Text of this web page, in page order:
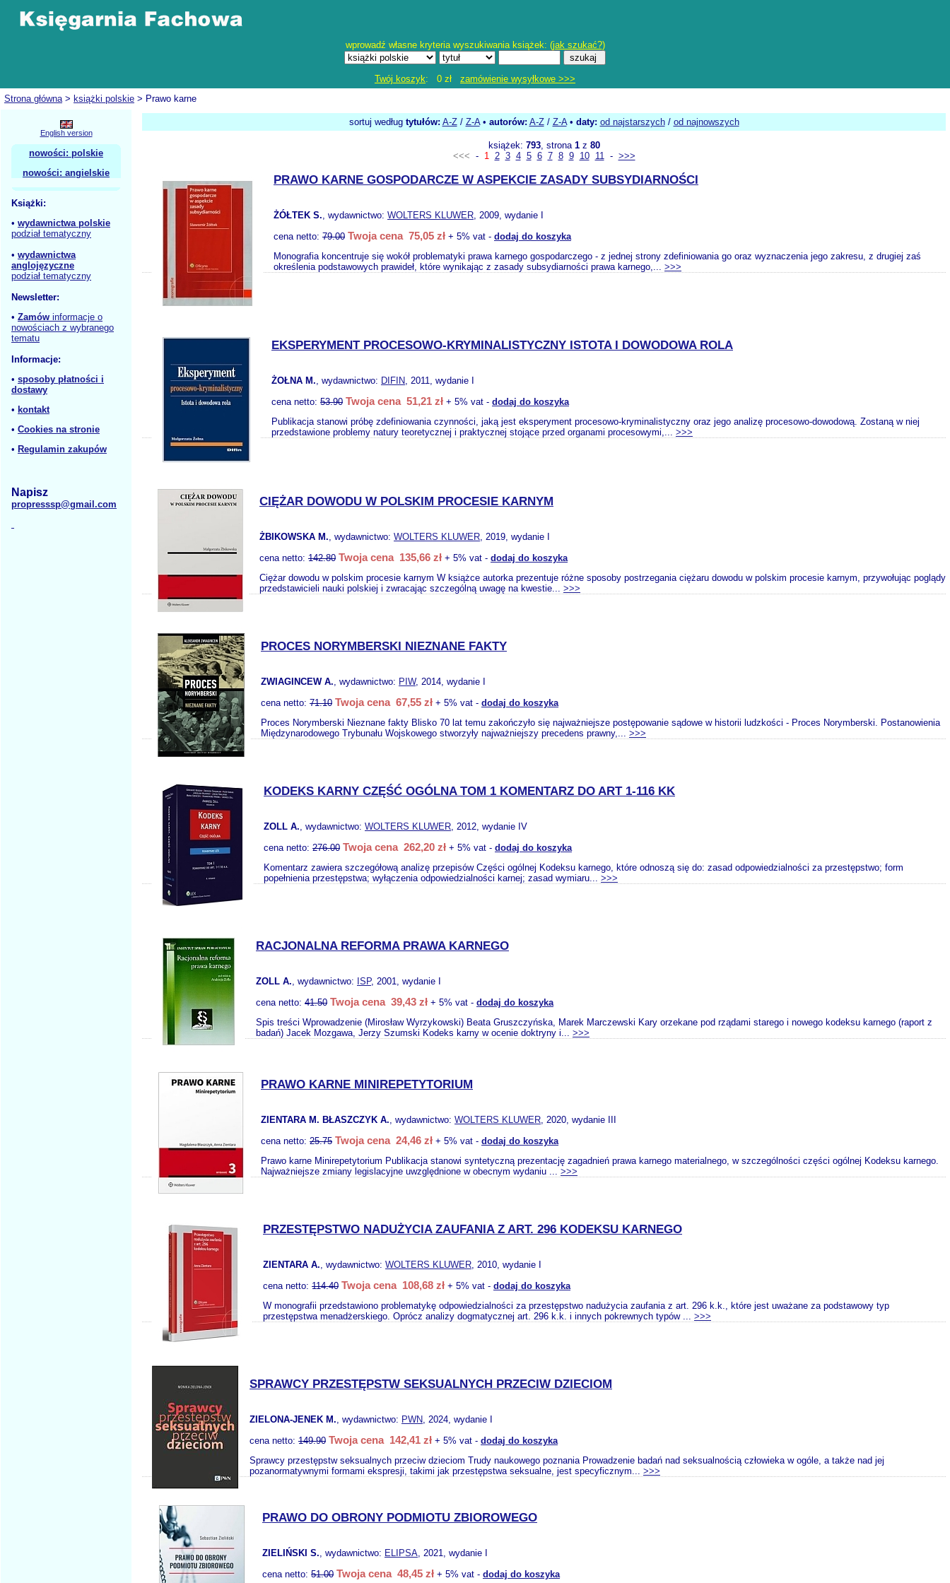
wprowadź własne kryteria wyszukiwania książek: (jak szukać?)
Twój koszyk: 0 zł zamówienie wysyłkowe >>>
Strona główna> książki polskie > Prawo karne
English version
nowości: polskie
nowości: angielskie
Książki:
• wydawnictwa polskie
podział tematyczny
• wydawnictwa
anglojęzyczne
podział tematyczny
Newsletter:
• Zamów informacje o
nowościach z wybranego
tematu
Informacje:
• sposoby płatności i
dostawy
• kontakt
• Cookies na stronie
• Regulamin zakupów
Napisz
propresssp@gmail.com
sortuj według tytułów: A-Z/ Z-A• autorów: A-Z/ Z-A• daty: od najstarszych/ od najnowszych
książek: 793, strona 1z 80
<<< - 1 2 3 4 5 6 7 8 9 10 11- >>>
PRAWO KARNE GOSPODARCZE W ASPEKCIE ZASADY SUBSYDIARNOŚCI
ŻÓŁTEK S., wydawnictwo: WOLTERS KLUWER, 2009, wydanie I
cena netto: 79.00 Twoja cena 75,05 zł + 5% vat - dodaj do koszyka
Monografia koncentruje się wokół problematyki prawa karnego gospodarczego - z jednej strony zdefiniowania go oraz wyznaczenia jego zakresu, z drugiej zaś
określenia podstawowych prawideł, które wynikając z zasady subsydiarności prawa karnego,... >>>
EKSPERYMENT PROCESOWO-KRYMINALISTYCZNY ISTOTA I DOWODOWA ROLA
ŻOŁNA M., wydawnictwo: DIFIN, 2011, wydanie I
cena netto: 53.90 Twoja cena 51,21 zł + 5% vat - dodaj do koszyka
Publikacja stanowi próbę zdefiniowania czynności, jaką jest eksperyment procesowo-kryminalistyczny oraz jego analizę procesowo-dowodową. Zostaną w niej
przedstawione problemy natury teoretycznej i praktycznej stojące przed organami procesowymi,... >>>
CIĘŻAR DOWODU W POLSKIM PROCESIE KARNYM
ŻBIKOWSKA M., wydawnictwo: WOLTERS KLUWER, 2019, wydanie I
cena netto: 142.80 Twoja cena 135,66 zł + 5% vat - dodaj do koszyka
Ciężar dowodu w polskim procesie karnym W książce autorka prezentuje różne sposoby postrzegania ciężaru dowodu w polskim procesie karnym, przywołując poglądy
przedstawicieli nauki polskiej i zwracając szczególną uwagę na kwestie... >>>
PROCES NORYMBERSKI NIEZNANE FAKTY
ZWIAGINCEW A., wydawnictwo: PIW, 2014, wydanie I
cena netto: 71.10 Twoja cena 67,55 zł + 5% vat - dodaj do koszyka
Proces Norymberski Nieznane fakty Blisko 70 lat temu zakończyło się najważniejsze postępowanie sądowe w historii ludzkości - Proces Norymberski. Postanowienia
Międzynarodowego Trybunału Wojskowego stworzyły najważniejszy precedens prawny,... >>>
KODEKS KARNY CZĘŚĆ OGÓLNA TOM 1 KOMENTARZ DO ART 1-116 KK
ZOLL A., wydawnictwo: WOLTERS KLUWER, 2012, wydanie IV
cena netto: 276.00 Twoja cena 262,20 zł + 5% vat - dodaj do koszyka
Komentarz zawiera szczegółową analizę przepisów Części ogólnej Kodeksu karnego, które odnoszą się do: zasad odpowiedzialności za przestępstwo; form
popełnienia przestępstwa; wyłączenia odpowiedzialności karnej; zasad wymiaru... >>>
RACJONALNA REFORMA PRAWA KARNEGO
ZOLL A., wydawnictwo: ISP, 2001, wydanie I
cena netto: 41.50 Twoja cena 39,43 zł + 5% vat - dodaj do koszyka
Spis treści Wprowadzenie (Mirosław Wyrzykowski) Beata Gruszczyńska, Marek Marczewski Kary orzekane pod rządami starego i nowego kodeksu karnego (raport z
badań) Jacek Mozgawa, Jerzy Szumski Kodeks karny w ocenie doktryny i... >>>
PRAWO KARNE MINIREPETYTORIUM
ZIENTARA M. BŁASZCZYK A., wydawnictwo: WOLTERS KLUWER, 2020, wydanie III
cena netto: 25.75 Twoja cena 24,46 zł + 5% vat - dodaj do koszyka
Prawo karne Minirepetytorium Publikacja stanowi syntetyczną prezentację zagadnień prawa karnego materialnego, w szczególności części ogólnej Kodeksu karnego.
Najważniejsze zmiany legislacyjne uwzględnione w obecnym wydaniu ... >>>
PRZESTĘPSTWO NADUŻYCIA ZAUFANIA Z ART. 296 KODEKSU KARNEGO
ZIENTARA A., wydawnictwo: WOLTERS KLUWER, 2010, wydanie I
cena netto: 114.40 Twoja cena 108,68 zł + 5% vat - dodaj do koszyka
W monografii przedstawiono problematykę odpowiedzialności za przestępstwo nadużycia zaufania z art. 296 k.k., które jest uważane za podstawowy typ
przestępstwa menadżerskiego. Oprócz analizy dogmatycznej art. 296 k.k. i innych pokrewnych typów ... >>>
SPRAWCY PRZESTĘPSTW SEKSUALNYCH PRZECIW DZIECIOM
ZIELONA-JENEK M., wydawnictwo: PWN, 2024, wydanie I
cena netto: 149.90 Twoja cena 142,41 zł + 5% vat - dodaj do koszyka
Sprawcy przestępstw seksualnych przeciw dzieciom Trudy naukowego poznania Prowadzenie badań nad seksualnością człowieka w ogóle, a także nad jej
pozanormatywnymi formami ekspresji, takimi jak przestępstwa seksualne, jest specyficznym... >>>
PRAWO DO OBRONY PODMIOTU ZBIOROWEGO
ZIELIŃSKI S., wydawnictwo: ELIPSA, 2021, wydanie I
cena netto: 51.00 Twoja cena 48,45 zł + 5% vat - dodaj do koszyka